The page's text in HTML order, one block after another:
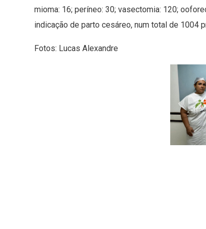
mioma: 16; períneo: 30; vasectomia: 120;
indicação de parto cesáreo, num total de 1004
Fotos: Lucas Alexandre